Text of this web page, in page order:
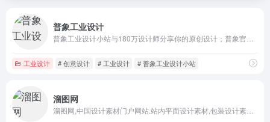
普象工业设计
工业设计 # 创意设计 # 工业设计 # 普象工业设计小站
溜图网